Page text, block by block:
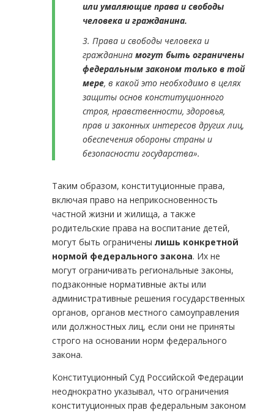
или умаляющие права и свободы
человека и гражданина.
3. Права и свободы человека и
гражданина могут быть ограничены
федеральным законом только в той
мере, в какой это необходимо в целях
защиты основ конституционного
строя, нравственности, здоровья,
прав и законных интересов других лиц,
обеспечения обороны страны и
безопасности государства».
Таким образом, конституционные права,
включая право на неприкосновенность
частной жизни и жилища, а также
родительские права на воспитание детей,
могут быть ограничены лишь конкретной
нормой федерального закона. Их не
могут ограничивать региональные законы,
подзаконные нормативные акты или
административные решения государственных
органов, органов местного самоуправления
или должностных лиц, если они не приняты
строго на основании норм федерального
закона.
Конституционный Суд Российской Федерации
неоднократно указывал, что ограничения
конституционных прав федеральным законом